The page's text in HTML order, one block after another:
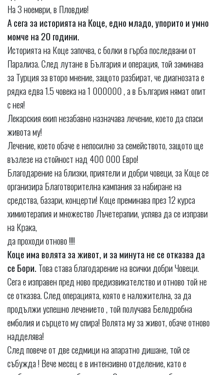
На 3 ноември, в Пловдив!
А сега за историята на Коце, едно младо, упорито и умно
момче на 20 години.
Историята на Коце започва, с болки в гърба последвани от
Парализа. След лутане в България и операция, той заминава
за Турция за второ мнение, защото разбират, че диагнозата е
рядка едва 1.5 човека на 1 000000 , а в България нямат опит
с нея!
Лекарския екип незабавно назначава лечение, което да спаси
живота му!
Лечение, което обаче е непосилно за семейството, защото ще
възлезе на стойност над 400 000 Евро!
Благодарение на близки, приятели и добри човеци, за Коце се
организира Благотворителна кампания за набиране на
средства, базари, концерти! Коце преминава през 12 курса
химиотерапия и множество Лъчетерапии, успява да се изправи
на Крака,
да проходи отново !!!!
Коце има волята за живот, и за минута не се отказва да
се Бори. Това става благодарение на всички добри Човеци.
Сега е изправен пред ново предизвикателство и отново той не
се отказва. След операцията, която е наложителна, за да
продължи успешно лечението , той получава Белодробна
емболия и сърцето му спира! Волята му за живот, обаче отново
надделява!
След повече от две седмици на апаратно дишане, той се
събужда ! Вече месец е в интензивно отделение, като е